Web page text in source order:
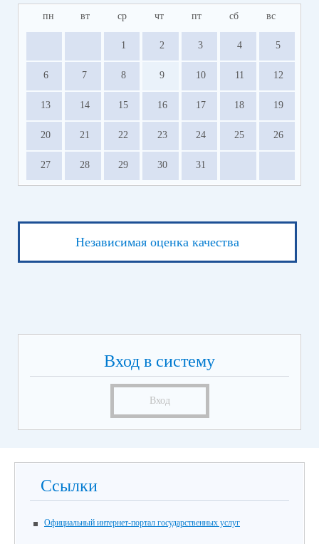
пн вт ср чт пт сб вс
1 2 3 4 5
6 7 8 9 10 11 12
13 14 15 16 17 18 19
20 21 22 23 24 25 26
27 28 29 30 31
Независимая оценка качества
Вход в систему
Вход
Ссылки
Официальный интернет-портал государственных услуг